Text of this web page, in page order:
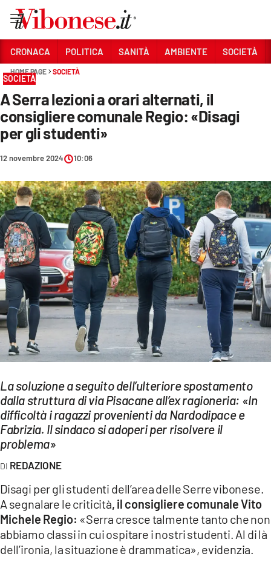
Sezioni
CRONACA
POLITICA
SOCIETÀ
CULTURA
ECONOMIA E LAVORO
EVENTI
SPORT
Streaming
LAC TV
LAC NETWORK
LAC ONAIR
LaC
LACTV.IT
LACONAIR.IT
LACITYMAG.IT
CRONACA POLITICA SANITÀ AMBIENTE SOCIETÀ
HOME PAGE SOCIETÀ
SOCIETÀ
A Serra lezioni a orari alternati, il
consigliere comunale Regio: «Disagi
per gli studenti»
12 novembre 2024 10:06
La soluzione a seguito dell’ulteriore spostamento
dalla struttura di via Pisacane all’ex ragioneria: «In
difficoltà i ragazzi provenienti da Nardodipace e
Fabrizia. Il sindaco si adoperi per risolvere il
problema»
REDAZIONE
Disagi per gli studenti dell’area delle Serre vibonese.
A segnalare le criticità, il consigliere comunale Vito
Michele Regio: «Serra cresce talmente tanto che non
abbiamo classi in cui ospitare i nostri studenti. Al di là
dell’ironia, la situazione è drammatica», evidenzia.